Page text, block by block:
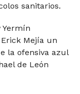
sanitarios.
Yermín
Mejía un
la ofensiva azul
de León